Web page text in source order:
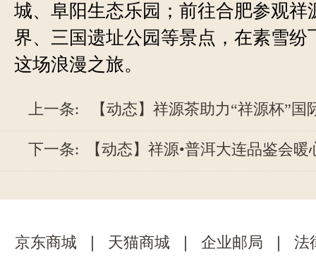
城、阜阳生态乐园；前往合肥参观祥
界、三国遗址公园等景点，在素雪纷
这场浪漫之旅。
上一条: 【动态】祥源茶助力“祥源杯”
下一条: 【动态】祥源•普洱大连品鉴会暖
京东商城 天猫商城 企业邮局 法